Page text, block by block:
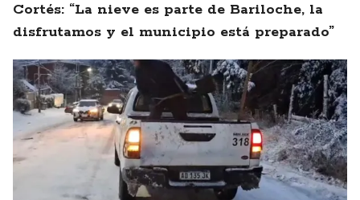
Cortés: “La nieve es parte de Bariloche, la
disfrutamos y el municipio está preparado”